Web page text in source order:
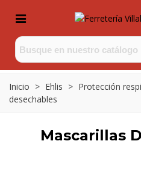
Inicio > Ehlis > Protección
desechables
Mascarillas